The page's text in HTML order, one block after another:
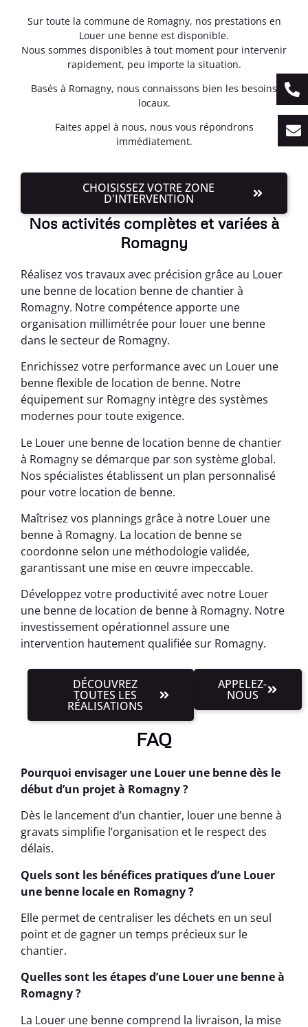
Sur toute la commune de Romagny, nos prestations en
Louer une benne est disponible.
Nous sommes disponibles à tout moment pour intervenir
rapidement, peu importe la situation.
Basés à Romagny, nous connaissons bien les besoins
locaux.
Faites appel à nous, nous vous répondrons
immédiatement.
CHOISISSEZ VOTRE ZONE
D'INTERVENTION
Nos activités complètes et variées à
Romagny
Réalisez vos travaux avec précision grâce au Louer
une benne de location benne de chantier à
Romagny. Notre compétence apporte une
organisation millimétrée pour louer une benne
dans le secteur de Romagny.
Enrichissez votre performance avec un Louer une
benne flexible de location de benne. Notre
équipement sur Romagny intègre des systèmes
modernes pour toute exigence.
Le Louer une benne de location benne de chantier
à Romagny se démarque par son système global.
Nos spécialistes établissent un plan personnalisé
pour votre location de benne.
Maîtrisez vos plannings grâce à notre Louer une
benne à Romagny. La location de benne se
coordonne selon une méthodologie validée,
garantissant une mise en œuvre impeccable.
Développez votre productivité avec notre Louer
une benne de location de benne à Romagny. Notre
investissement opérationnel assure une
intervention hautement qualifiée sur Romagny.
DÉCOUVREZ
TOUTES LES
RÉALISATIONS
APPELEZ-
NOUS
FAQ
Pourquoi envisager une Louer une benne dès le
début d’un projet à Romagny ?
Dès le lancement d’un chantier, louer une benne à
gravats simplifie l’organisation et le respect des
délais.
Quels sont les bénéfices pratiques d’une Louer
une benne locale en Romagny ?
Elle permet de centraliser les déchets en un seul
point et de gagner un temps précieux sur le
chantier.
Quelles sont les étapes d’une Louer une benne à
Romagny ?
La Louer une benne comprend la livraison, la mise